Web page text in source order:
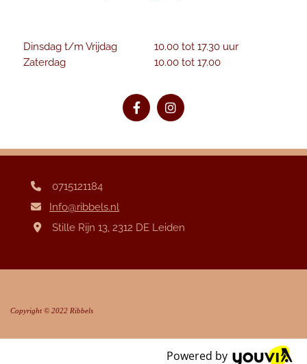
Dinsdag t/m Vrijdag
10.00 tot 17.30 uur
Zaterdag
10.00 tot 17.00
 0715121184
 Info@ribbels.nl
Stille Rijn 13, 2312 DE Leiden
Copyright © 2022 Ribbels
Powered by